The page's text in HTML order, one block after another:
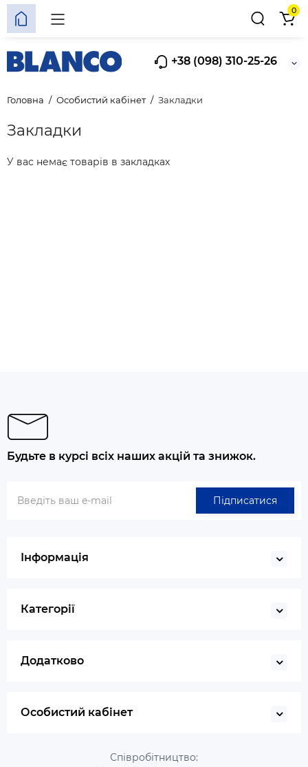
+38 (098) 310-25-26
0
Головна Особистий кабінет Закладки
Закладки
У вас немає товарів в закладках
Будьте в курсі всіх наших акцій та знижок.
Підписатися
Інформація
Категорії
Додатково
Особистий кабінет
Співробітництво: